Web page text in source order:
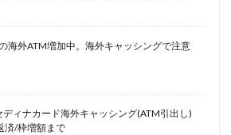
海外ATM増加中。海外キャッシングで注意
ィナカード海外キャッシング(ATM引出し)
済/枠増額まで